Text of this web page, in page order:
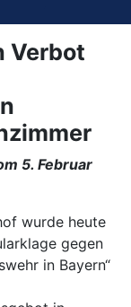
Verbot
5. Februar
wurde heute
gegen
in Bayern“